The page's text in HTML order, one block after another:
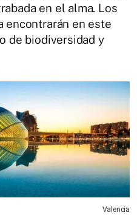
en el alma. Los
encontrarán en este
de biodiversidad y
Valencia